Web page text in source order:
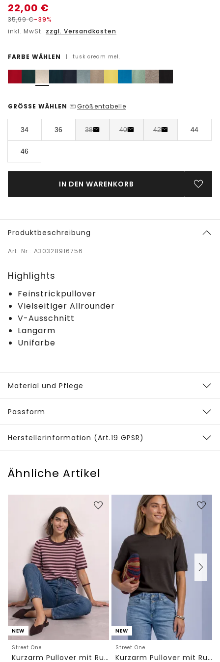
22,00 €
35,99€-39%
inkl. MwSt. zzgl. Versandkosten
FARBE WÄHLEN | tusk cream mel.
GRÖSSE WÄHLEN | Größentabelle
34 36 38 40 42 44
46
IN DEN WARENKORB
Produktbeschreibung
Art. Nr.: A30328916756
Highlights
Feinstrickpullover
Vielseitiger Allrounder
V-Ausschnitt
Langarm
Unifarbe
Material und Pflege
Passform
Herstellerinformation (Art.19 GPSR)
Ähnliche Artikel
NEW
Street One
Kurzarm Pullover mit Rundhals und Streifen
NEW
Street One
Kurzarm Pullover mit Rundhals in Unifarbe